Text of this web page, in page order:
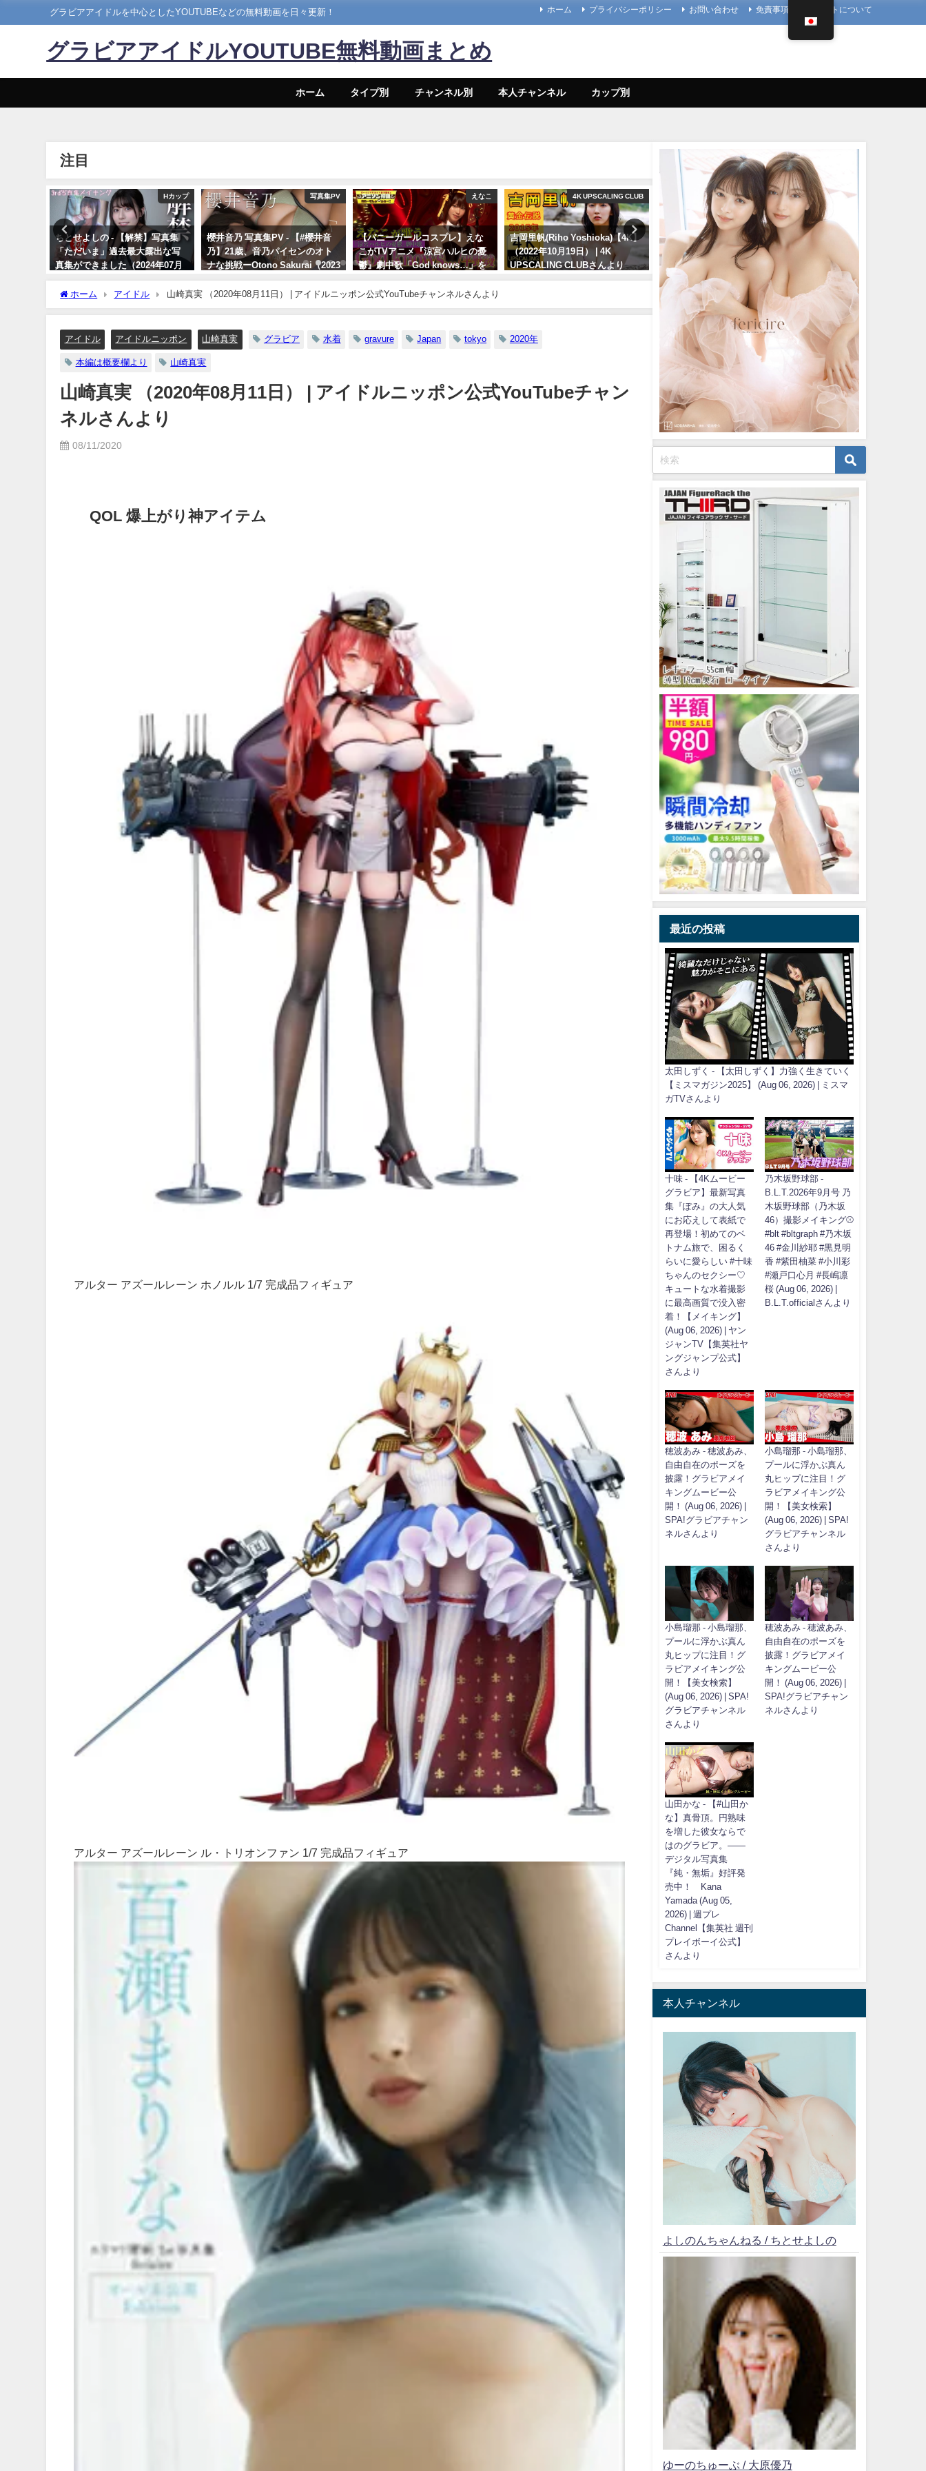
グラビアアイドルを中心としたYOUTUBEなどの無料動画を日々更新！ ホーム プライバシーポリシー お問い合わせ 免責事項 当サイトについて
グラビアアイドルYOUTUBE無料動画まとめ
ホーム タイプ別 チャンネル別 本人チャンネル カップ別
注目
Hカップ
ちとせよしの - 【解禁】写真集
「ただいま」過去最大露出な写
真集ができました（2024年07月
26日） | よしのんチャンネルさん
より
写真集PV
櫻井音乃 写真集PV - 【#櫻井音
乃】21歳、音乃パイセンのオト
ナな挑戦ーOtono Sakurai（2023
年12月20日） | 週プレ
Channel【集英社 週刊プレイボ
ーイ公式】さんより
えなこ
【バニーガールコスプレ】えな
こがTVアニメ『涼宮ハルヒの憂
鬱』劇中歌「God knows…」を
神カバー！！
10/17/2024
4K UPSCALING CLUB
吉岡里帆(Riho Yoshioka)【4K】
（2022年10月19日） | 4K
UPSCALING CLUBさんより
メイキング
菊地姫奈 - 【2023/12/18発売！週
プレNo.1・2付録DVDチラ見せ
♪】『グラジャパ！』ならDVDが
視聴できる♪ #菊地姫奈 Hina
Kikuchi（2023年12月15日） | 週
プレChannel【集英社 週刊プレ
イボーイ公式】さんより
12/15/2023
久松郁実 いくみんのスポコ
LOVE SPORTS！” （2018
月14日） | アイドルニッポ
YouTubeチャンネルさんよ
07/14/2024
ホーム アイドル 山崎真実 （2020年08月11日） | アイドルニッポン公式YouTubeチャンネルさんより
アイドル アイドルニッポン 山崎真実 グラビア 水着 gravure Japan tokyo 2020年
本編は概要欄より 山崎真実
山崎真実 （2020年08月11日） | アイドルニッポン公式YouTubeチャン
ネルさんより
08/11/2020
QOL 爆上がり神アイテム
アルター アズールレーン ホノルル 1/7 完成品フィギュア
アルター アズールレーン ル・トリオンファン 1/7 完成品フィギュア
最近の投稿
太田しずく - 【太田しずく】力強く生きていく
【ミスマガジン2025】 (Aug 06, 2026) | ミスマ
ガTVさんより
十味 - 【4Kムービー
グラビア】最新写真
集『ぽみ』の大人気
にお応えして表紙で
再登場！初めてのベ
トナム旅で、困るく
らいに愛らしい #十味
ちゃんのセクシー♡
キュートな水着撮影
に最高画質で没入密
着！【メイキング】
(Aug 06, 2026) | ヤン
ジャンTV【集英社ヤ
ングジャンプ公式】
さんより
乃木坂野球部 -
B.L.T.2026年9月号 乃
木坂野球部（乃木坂
46）撮影メイキング⚾️
#blt #bltgraph #乃木坂
46 #金川紗耶 #黒見明
香 #紫田柚菜 #小川彩
#瀬戸口心月 #長嶋凛
桜 (Aug 06, 2026) |
B.L.T.officialさんより
穂波あみ - 穂波あみ、
自由自在のポーズを
披露！グラビアメイ
キングムービー公
開！ (Aug 06, 2026) |
SPA!グラビアチャン
ネルさんより
小島瑠那 - 小島瑠那、
プールに浮かぶ真ん
丸ヒップに注目！グ
ラビアメイキング公
開！【美女検索】
(Aug 06, 2026) | SPA!
グラビアチャンネル
さんより
小島瑠那 - 小島瑠那、
プールに浮かぶ真ん
丸ヒップに注目！グ
ラビアメイキング公
開！【美女検索】
(Aug 06, 2026) | SPA!
グラビアチャンネル
さんより
穂波あみ - 穂波あみ、
自由自在のポーズを
披露！グラビアメイ
キングムービー公
開！ (Aug 06, 2026) |
SPA!グラビアチャン
ネルさんより
山田かな - 【#山田か
な】真骨頂。円熟味
を増した彼女ならで
はのグラビア。――
デジタル写真集
『純・無垢』好評発
売中！ Kana
Yamada (Aug 05,
2026) | 週プレ
Channel【集英社 週刊
プレイボーイ公式】
さんより
本人チャンネル
よしのんちゃんねる / ちとせよしの
ゆーのちゅーぶ / 大原優乃